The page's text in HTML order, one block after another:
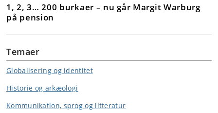
1, 2, 3… 200 burkaer – nu går Margit Warburg
på pension
Temaer
Globalisering og identitet
Historie og arkæologi
Kommunikation, sprog og litteratur